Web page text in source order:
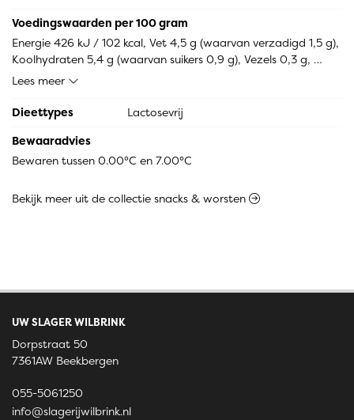
ballen [zout 76%, peper 12%, lavaswortel 4%, foelie 3%,
nootmuskaat 3%], stabilisator [stabilisator: E451, E450]],
braadjus 44% [water, gemodificeerd maiszetmeel, aroma,
suiker, gemodificeerd aardappelzetmeel, zout, gehydrolyseerd
eiwit (raapzaad), voedingszuur: E270, groenten (tomaat, ui),
specerijextract]
Voedingswaarden per 100 gram
Energie 426 kJ / 102 kcal, Vet 4,5 g (waarvan verzadigd 1,5 g),
Koolhydraten 5,4 g (waarvan suikers 0,9 g), Vezels 0,3 g,
Eiwitten 9,8 g, Zout 1,5 g.
Lees meer
Dieettypes
Lactosevrij
Bewaaradvies
Bewaren tussen 0.00°C en 7.00°C
Bekijk meer uit de collectie snacks & worsten
UW SLAGER WILBRINK
Dorpstraat 50
7361AW Beekbergen
055-5061250
info@slagerijwilbrink.nl